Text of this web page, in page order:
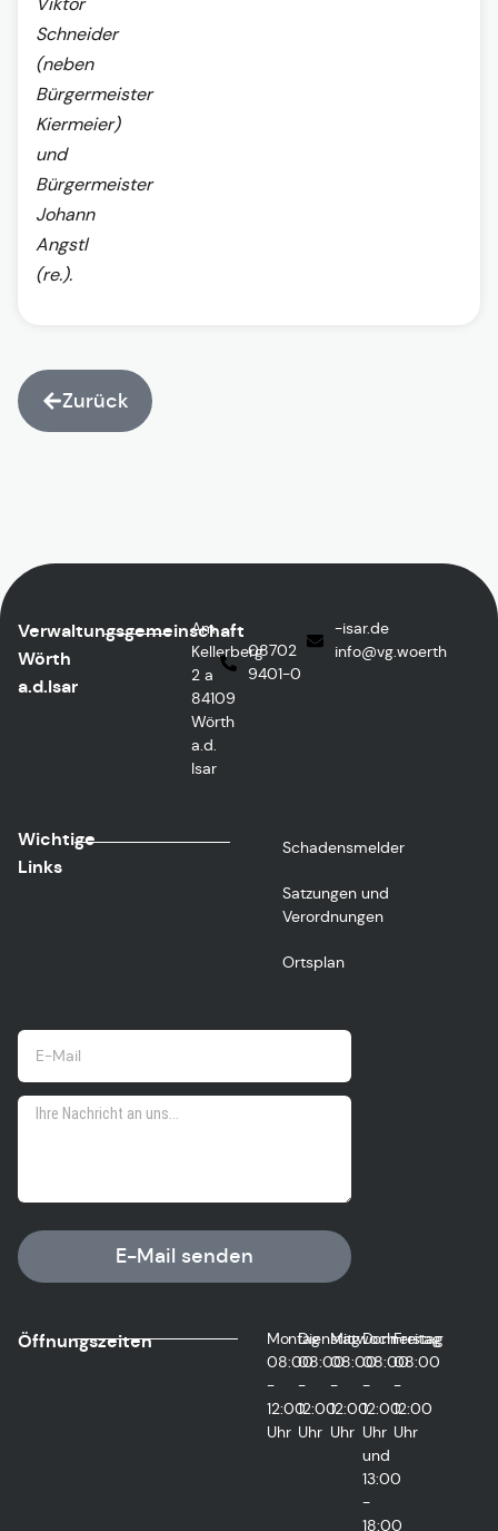
Schneider
(neben
Bürgermeister
Kiermeier)
und
Bürgermeister
Johann
Angstl
(re.).
Zurück
Verwaltungsgemeinschaft
Wörth
a.d.Isar
Am
Kellerberg
2 a
84109
Wörth
a.d.
Isar
08702
9401-0
ed.rasi-
htreow.gv
@ofni
Wichtige
Links
Schadensmelder
Satzungen und
Verordnungen
Ortsplan
E-Mail senden
Öffnungszeiten
Montag
08:00
-
12:00
Uhr
Dienstag
08:00
-
12:00
Uhr
Mittwoch
08:00
-
12:00
Uhr
Donnerstag
08:00
-
12:00
Uhr
und
13:00
-
18:00
Freitag
08:00
-
12:00
Uhr